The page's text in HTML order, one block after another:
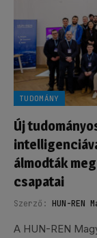
TUDOMÁNY
Új
álmodták
csapatai
Szerző: HUN-
A HUN-REN